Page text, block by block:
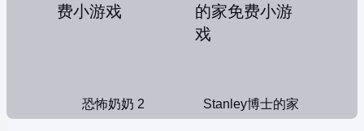
恐怖奶奶 2 Stanley博士的家